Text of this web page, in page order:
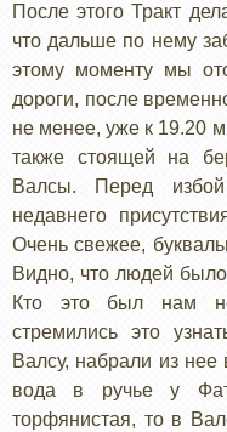
После этого Тракт
что дальше по нему
этому моменту мы
дороги, после
не менее, уже к 19.20
также стоящей на
Валсы. Перед
недавнего
Очень свежее,
Видно, что людей
Кто это был нам
стремились это
Валсу, набрали из
вода в ручье у
торфянистая, то в